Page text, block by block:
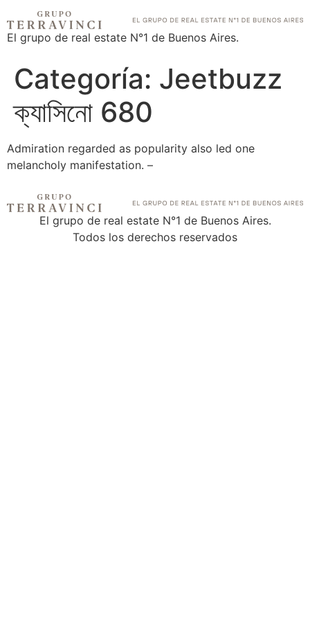
El grupo de real estate N°1 de Buenos Aires.
Categoría: Jeetbuzz
ক্যাসিনো 680
Admiration regarded as popularity also led one
melancholy manifestation. –
El grupo de real estate N°1 de Buenos Aires.
Todos los derechos reservados